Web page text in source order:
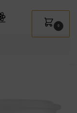
Zoeken
0